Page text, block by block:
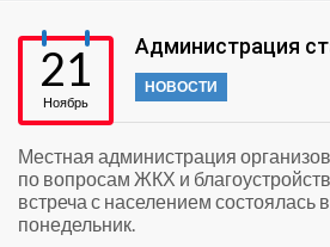
21
Ноябрь
Администрация
НОВОСТИ
Местная администрация
по вопросам ЖКХ и
встреча с населением состоялась
понедельник.